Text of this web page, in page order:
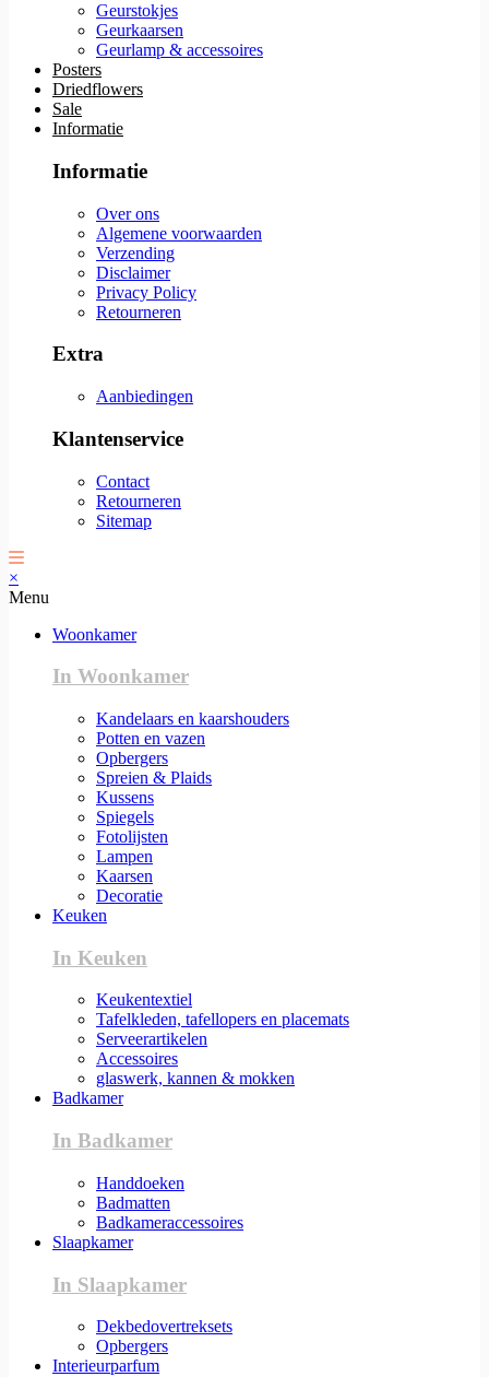
Geurstokjes
Geurkaarsen
Geurlamp & accessoires
Posters
Driedflowers
Sale
Informatie
Informatie
Over ons
Algemene voorwaarden
Verzending
Disclaimer
Privacy Policy
Retourneren
Extra
Aanbiedingen
Klantenservice
Contact
Retourneren
Sitemap
×
Menu
Woonkamer
In Woonkamer
Kandelaars en kaarshouders
Potten en vazen
Opbergers
Spreien & Plaids
Kussens
Spiegels
Fotolijsten
Lampen
Kaarsen
Decoratie
Keuken
In Keuken
Keukentextiel
Tafelkleden, tafellopers en placemats
Serveerartikelen
Accessoires
glaswerk, kannen & mokken
Badkamer
In Badkamer
Handdoeken
Badmatten
Badkameraccessoires
Slaapkamer
In Slaapkamer
Dekbedovertreksets
Opbergers
Interieurparfum